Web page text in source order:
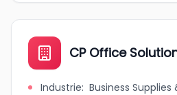
CP Office
Industrie: Business